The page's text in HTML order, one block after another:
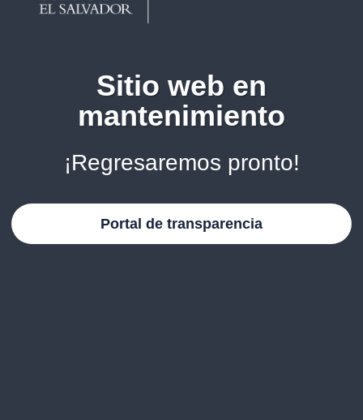
Sitio web en
mantenimiento
¡Regresaremos pronto!
Portal de transparencia